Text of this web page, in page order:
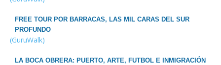
FREE TOUR POR BARRACAS, LAS MIL CARAS DEL SUR
PROFUNDO
(GuruWalk)
LA BOCA OBRERA: PUERTO, ARTE, FUTBOL E INMIGRACIÓN